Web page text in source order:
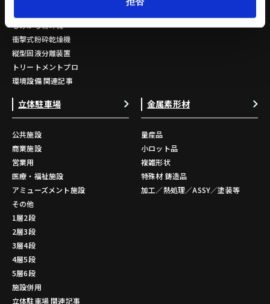
もみがら粉砕機
衝撃式粉砕乾燥機
縦型固液分離装置
トリートメントプロ
環境設備 関連記事
立体駐車場
公共施設
商業施設
営業用
医療・福祉施設
アミューズメント施設
その他
1層2段
2層3段
3層4段
4層5段
5層6段
施設併用
立体駐車場 関連記事
金属素形材
量産品
小ロット品
複雑形状
特殊材 鋳造品
加工／熱処理／ASSY／塗装等